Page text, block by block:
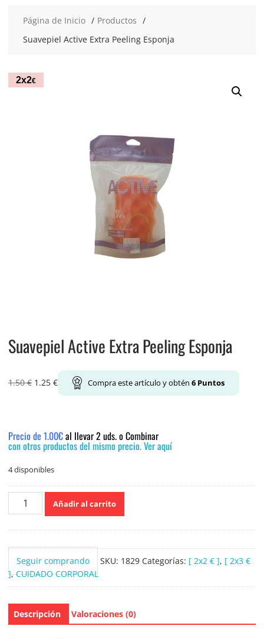
Página de Inicio
Productos
Suavepiel Active Extra Peeling Esponja
2x3€
2x2€
Suavepiel Active Extra Peeling Esponja
1.50€ 1.25 € Compra este artículo y obtén 6Puntos
Precio de 1.00€al llevar 2 uds. o Combinar
con otros productos del mismo precio. Ver aquí
4 disponibles
Suavepiel
Active
Esponja
cantidad
Añadir al carrito
Seguir comprando SKU: 1829 Categorías: [ 2x2 € ], [ 2x3 €
],CUIDADO CORPORAL
Descripción Valoraciones (0)